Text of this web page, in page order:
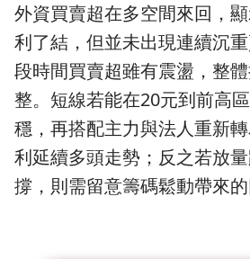
外資買賣超在多空間來回，
利了結，但並未出現連續沉
段時間買賣超雖有震盪，整
整。短線若能在20元到前高
穩，再搭配主力與法人重新
利延續多頭走勢；反之若放
撐，則需留意籌碼鬆動帶來的